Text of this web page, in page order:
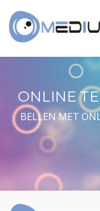
ONLINE
BELLEN MET